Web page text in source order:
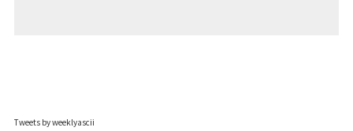
Tweets by weeklyascii